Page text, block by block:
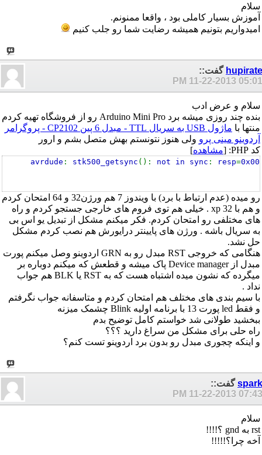
سلام
آموزش بسیار کاملی بود ، واقعا ممنونم.
امیدواریم بتونیم همیشه رضایت شما رو جلب کنیم
hupirate گفت::
11-22-2013 05:01 PM
سلام و عرض ادب
بنده چند روزی میشه برد Arduino Mini Pro رو از فروشگاه تهیه کردم
منتها با
ماژول USB به سریال TTL - مبدل 6 پین CP2102 - پروگرامر
آردوینو مینی پرو ولی هنوز نتونستم بهش متصل بشم و ارور
کد PHP: [
مشاهده]
avrdude : stk500_getsync (): not in sync : resp=0x00
رو میده (عدم ارتباط با برد) با ویندوز 7 هم ورژن32 و 64 امتحان کردم
و هم با xp 32 . خیلی هم توی فروم های خارجی جستجو کردم و راه
های مختلفی رو امتحان کردم. فکر میکنم مشکل از تبدیل یو اس بی
به سریال باشه . ورژن های پایینتر درایورش هم نصب کردم مشکل
حل نشد.
هنگامی که خروجی RST مبدل رو به GRN اردوینو وصل میکنم پورت
مبدل از Device manager پاک میشه و قطعش که میکنم دوباره بر
میگرده که نشون میده اشتباه هست که به RST یا BLK هم جواب
نداد .
با سیم بندی های مختلف هم امتحان کردم و متاسفانه جواب نگرفتم
و فقط led پورت 13 با برنامه اولیه Blink چشمک میزنه
ببخشید طولانی شد خواستم کامل توضیح بدم
راه حلی برای مشکل من سراغ دارید ؟؟؟
و اینکه چجوری مبدل رو بدون برد اردوینو تست کنم؟
sparkگفت::
11-22-2013 07:43 PM
سلام
rst به gnd ؟!!!!
آخه چرا؟!!!!!